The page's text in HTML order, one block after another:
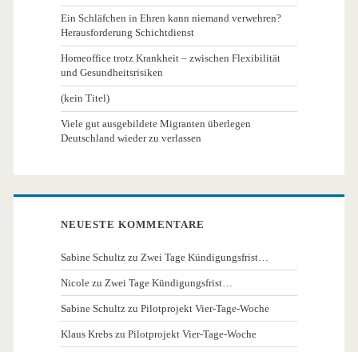
Ein Schläfchen in Ehren kann niemand verwehren?
Herausforderung Schichtdienst
Homeoffice trotz Krankheit – zwischen Flexibilität
und Gesundheitsrisiken
(kein Titel)
Viele gut ausgebildete Migranten überlegen
Deutschland wieder zu verlassen
NEUESTE KOMMENTARE
Sabine Schultz zu Zwei Tage Kündigungsfrist…
Nicole zu Zwei Tage Kündigungsfrist…
Sabine Schultz zuPilotprojekt Vier-Tage-Woche
Klaus Krebs zuPilotprojekt Vier-Tage-Woche